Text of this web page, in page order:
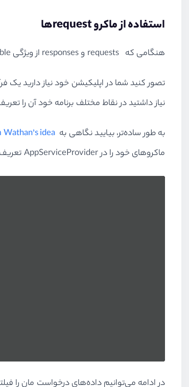
استفاده از ماکرو requestها
هنگامی که requests و responses از ویژگی Illuminate\Support\Traits\Macroable استفاده کنند، در این صورت می‌توانیم ماکرو‌ها تعریف کنیم و از آن‌ها در صورت نیاز استفاده کنیم.
تصور کنید شما در اپلیکیشن خود نیاز دارید یک
نیاز داشتید در نقاط مختلف برنامه خود آن را
به طور ساده‌تر، بیایید نگاهی به idea
ماکرو‌های خود را در AppServiceProvider تعریف کنید: